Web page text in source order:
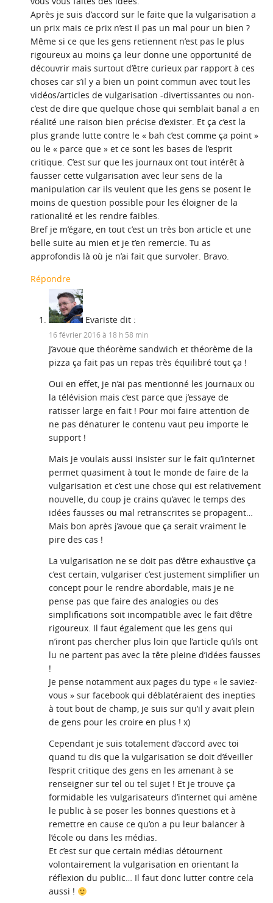
Après je suis d’accord sur le faite que la vulgarisation a
un prix mais ce prix n’est il pas un mal pour un bien ?
Même si ce que les gens retiennent n’est pas le plus
rigoureux au moins ça leur donne une opportunité de
découvrir mais surtout d’être curieux par rapport à ces
choses car s’il y a bien un point commun avec tout les
vidéos/articles de vulgarisation -divertissantes ou non-
c’est de dire que quelque chose qui semblait banal a en
réalité une raison bien précise d’exister. Et ça c’est la
plus grande lutte contre le « bah c’est comme ça point »
ou le « parce que » et ce sont les bases de l’esprit
critique. C’est sur que les journaux ont tout intérêt à
fausser cette vulgarisation avec leur sens de la
manipulation car ils veulent que les gens se posent le
moins de question possible pour les éloigner de la
rationalité et les rendre faibles.
Bref je m’égare, en tout c’est un très bon article et une
belle suite au mien et je t’en remercie. Tu as
approfondis là où je n’ai fait que survoler. Bravo.
Répondre
Evariste dit :
16 février 2016 à 18 h 58 min
J’avoue que théorème sandwich et théorème de la
pizza ça fait pas un repas très équilibré tout ça !
Oui en effet, je n’ai pas mentionné les journaux ou
la télévision mais c’est parce que j’essaye de
ratisser large en fait ! Pour moi faire attention de
ne pas dénaturer le contenu vaut peu importe le
support !
Mais je voulais aussi insister sur le fait qu’internet
permet quasiment à tout le monde de faire de la
vulgarisation et c’est une chose qui est relativement
nouvelle, du coup je crains qu’avec le temps des
idées fausses ou mal retranscrites se propagent…
Mais bon après j’avoue que ça serait vraiment le
pire des cas !
La vulgarisation ne se doit pas d’être exhaustive ça
c’est certain, vulgariser c’est justement simplifier un
concept pour le rendre abordable, mais je ne
pense pas que faire des analogies ou des
simplifications soit incompatible avec le fait d’être
rigoureux. Il faut également que les gens qui
n’iront pas chercher plus loin que l’article qu’ils ont
lu ne partent pas avec la tête pleine d’idées fausses
!
Je pense notamment aux pages du type « le saviez-
vous » sur facebook qui déblatéraient des inepties
à tout bout de champ, je suis sur qu’il y avait plein
de gens pour les croire en plus ! x)
Cependant je suis totalement d’accord avec toi
quand tu dis que la vulgarisation se doit d’éveiller
l’esprit critique des gens en les amenant à se
renseigner sur tel ou tel sujet ! Et je trouve ça
formidable les vulgarisateurs d’internet qui amène
le public à se poser les bonnes questions et à
remettre en cause ce qu’on a pu leur balancer à
l’école ou dans les médias.
Et c’est sur que certain médias détournent
volontairement la vulgarisation en orientant la
réflexion du public… Il faut donc lutter contre cela
aussi !